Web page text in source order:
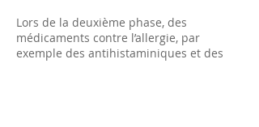
Lors de la deuxième phase, des
médicaments contre l’allergie, par
exemple des antihistaminiques et des